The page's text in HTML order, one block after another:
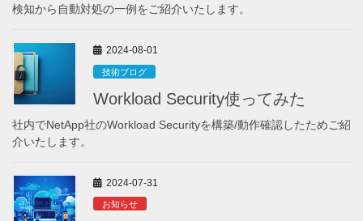
検知から自動対処の一例をご紹介いたします。
2024-08-01
技術ブログ
Workload Security使ってみた
社内でNetApp社のWorkload Securityを構築/動作確認したためご紹
介いたします。
2024-07-31
お知らせ